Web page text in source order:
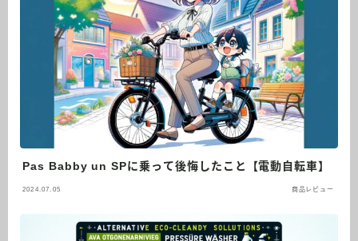
Pas Babby un SPに乗って後悔したこと【電動自転車】
2024.07.05 商品レビュー